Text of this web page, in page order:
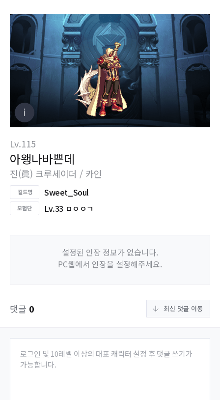
Lv.115
아왱나바쁜데
진(眞) 크루세이더 / 카인
Sweet_Soul
Lv.33 ㅁㅇㅇㄱ
설정된 인장 정보가 없습니다.
PC웹에서 인장을 설정해주세요.
댓글 0 최신 댓글 이동
로그인 및 10레벨 이상의 대표 캐릭터 설정 후 댓글 쓰기가
가능합니다.